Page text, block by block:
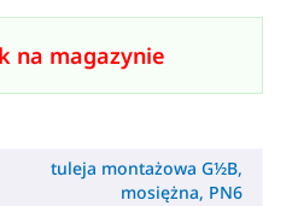
na magazynie
tuleja montażowa G½B,
mosiężna, PN6